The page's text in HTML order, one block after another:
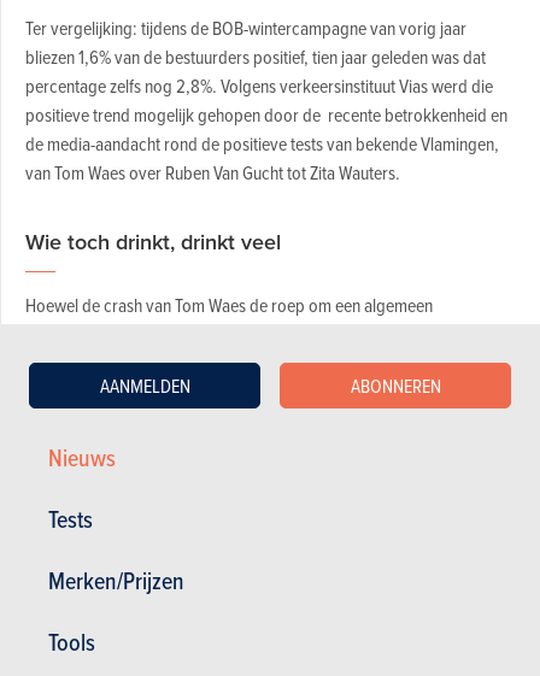
Nieuws
Tests
Merken/Prijzen
Tools
AANMELDEN ABONNEREN
Ter vergelijking: tijdens de BOB-wintercampagne van vorig jaar
bliezen 1,6% van de bestuurders positief, tien jaar geleden was dat
percentage zelfs nog 2,8%. Volgens verkeersinstituut Vias werd die
positieve trend mogelijk gehopen door de recente betrokkenheid en
de media-aandacht rond de positieve tests van bekende Vlamingen,
van Tom Waes over Ruben Van Gucht tot Zita Wauters.
Wie toch drinkt, drinkt veel
Hoewel de crash van Tom Waes de roep om een algemeen
alcohollimiet in België nog steeds 0,5 ‰. Opmerkelijk is dat tijdens
deze BOB-campagne twee op de drie bestuurders die positief testten,
stuur, vaak ver boven de limiet zitten en dus aanzienlijk te veel hebben
gedronken. En dat verdient extra aandacht, aangezien studies
duidelijk aantonen dat het risico op een auto-ongeval sterk toeneemt
met een hoger alcoholgehalte in het bloed. Bij 10% van de